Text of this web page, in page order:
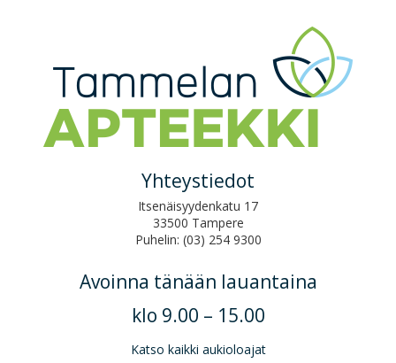
Tampereen Tammelan apteekki
Yhteystiedot
Itsenäisyydenkatu 17
33500 Tampere
Puhelin: (03) 254 9300
Avoinna tänään lauantaina
klo 9.00 – 15.00
Katso kaikki aukioloajat